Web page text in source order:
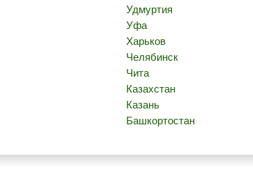
Удмуртия
Уфа
Харьков
Челябинск
Чита
Казахстан
Казань
Башкортостан